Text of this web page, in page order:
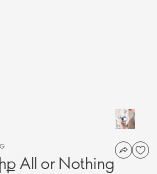
All or Nothing